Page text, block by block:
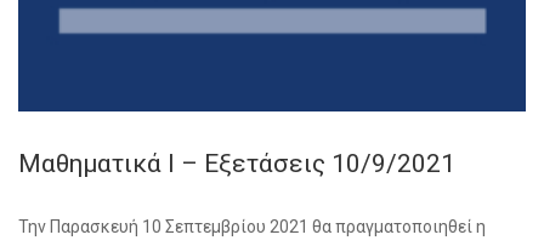
Μαθηματικά Ι – Εξετάσεις 10/9/2021
Την Παρασκευή 10 Σεπτεμβρίου 2021 θα πραγματοποιηθεί η